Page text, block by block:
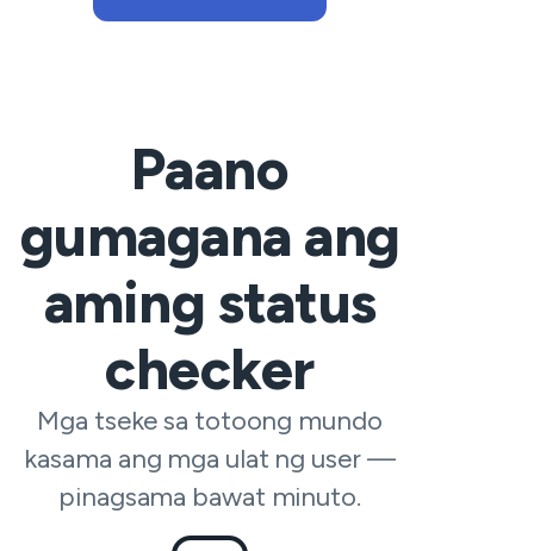
Paano
gumagana ang
aming status
checker
Mga tseke sa totoong mundo
kasama ang mga ulat ng user —
pinagsama bawat minuto.